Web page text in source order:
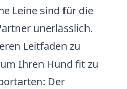
Leine sind für die
unerlässlich.
Leitfaden zu
Ihren Hund fit zu
Der